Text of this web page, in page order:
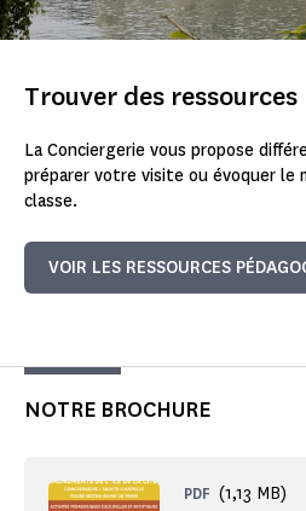
Trouver des
La Conciergerie vous propose
préparer votre visite ou évoquer le
classe.
VOIR LES RESSOURCES
NOTRE BROCHURE
PDF (1,13 MB)